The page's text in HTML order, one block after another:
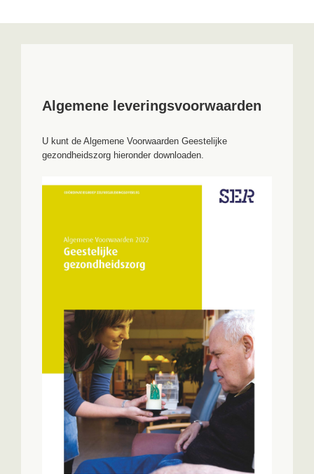
Algemene leveringsvoorwaarden
U kunt de Algemene Voorwaarden Geestelijke
gezondheidszorg hieronder downloaden.